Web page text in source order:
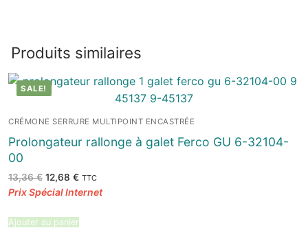
Produits similaires
SALE!
CRÉMONE SERRURE MULTIPOINT ENCASTRÉE
Prolongateur rallonge à galet Ferco GU 6-32104-
00
13,36€ Le
prix
initial
12,68 €Le
actuel
TTC
Ajouter au panier